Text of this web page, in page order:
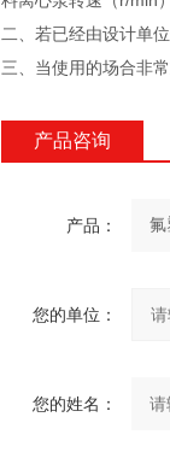
二、若已经由设计
三、当使用的场
产品咨询
产品：
您的单位：
您的姓名：